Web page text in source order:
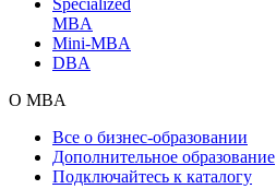
MBA
Mini-MBA
DBA
О MBA
Все о бизнес-образовании
Дополнительное образование
Подключайтесь к каталогу